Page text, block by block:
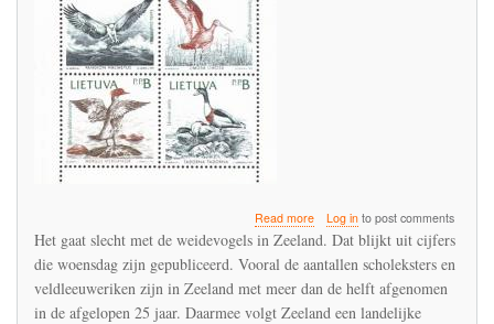
Read moreabout
In
hebben
weidevogels
geen
Log into post comments
Het gaat slecht met de weidevogels in Zeeland. Dat blijkt uit cijfers
die woensdag zijn gepubliceerd. Vooral de aantallen scholeksters en
veldleeuweriken zijn in Zeeland met meer dan de helft afgenomen
in de afgelopen 25 jaar. Daarmee volgt Zeeland een landelijke